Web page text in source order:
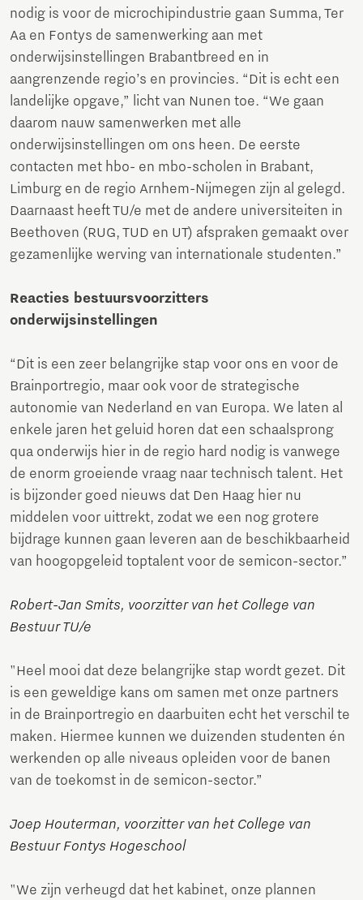
nodig is voor de microchipindustrie gaan Summa, Ter
Aa en Fontys de samenwerking aan met
onderwijsinstellingen Brabantbreed en in
aangrenzende regio’s en provincies. “Dit is echt een
landelijke opgave,” licht van Nunen toe. “We gaan
daarom nauw samenwerken met alle
onderwijsinstellingen om ons heen. De eerste
contacten met hbo- en mbo-scholen in Brabant,
Limburg en de regio Arnhem-Nijmegen zijn al gelegd.
Daarnaast heeft TU/e met de andere universiteiten in
Beethoven (RUG, TUD en UT) afspraken gemaakt over
gezamenlijke werving van internationale studenten.”
Reacties bestuursvoorzitters
onderwijsinstellingen
“Dit is een zeer belangrijke stap voor ons en voor de
Brainportregio, maar ook voor de strategische
autonomie van Nederland en van Europa. We laten al
enkele jaren het geluid horen dat een schaalsprong
qua onderwijs hier in de regio hard nodig is vanwege
de enorm groeiende vraag naar technisch talent. Het
is bijzonder goed nieuws dat Den Haag hier nu
middelen voor uittrekt, zodat we een nog grotere
bijdrage kunnen gaan leveren aan de beschikbaarheid
van hoogopgeleid toptalent voor de semicon-sector.”
Robert-Jan Smits, voorzitter van het College van
Bestuur TU/e
"Heel mooi dat deze belangrijke stap wordt gezet. Dit
is een geweldige kans om samen met onze partners
in de Brainportregio en daarbuiten echt het verschil te
maken. Hiermee kunnen we duizenden studenten én
werkenden op alle niveaus opleiden voor de banen
van de toekomst in de semicon-sector.”
Joep Houterman, voorzitter van het College van
Bestuur Fontys Hogeschool
"We zijn verheugd dat het kabinet, onze plannen